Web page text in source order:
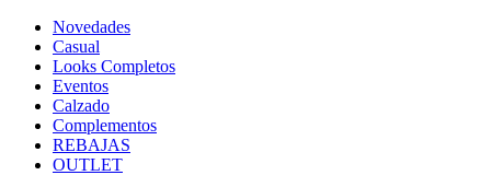
Novedades
Casual
Looks Completos
Eventos
Calzado
Complementos
REBAJAS
OUTLET